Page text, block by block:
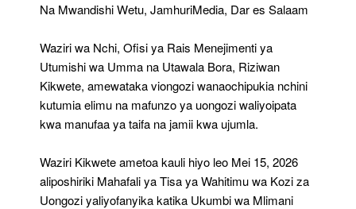
Wa
Maendeleo
Taifa
Na Mwandishi Wetu, JamhuriMedia, Dar es Salaam
Waziri wa Nchi, Ofisi ya Rais Menejimenti ya
Utumishi wa Umma na Utawala Bora, Riziwan
Kikwete, amewataka viongozi wanaochipukia nchini
kutumia elimu na mafunzo ya uongozi waliyoipata
kwa manufaa ya taifa na jamii kwa ujumla.
Waziri Kikwete ametoa kauli hiyo leo Mei 15, 2026
aliposhiriki Mahafali ya Tisa ya Wahitimu wa Kozi za
Uongozi yaliyofanyika katika Ukumbi wa Mlimani